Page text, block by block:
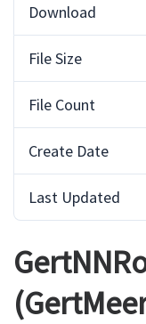
Download
File Size
File Count
Create Date
Last Updated